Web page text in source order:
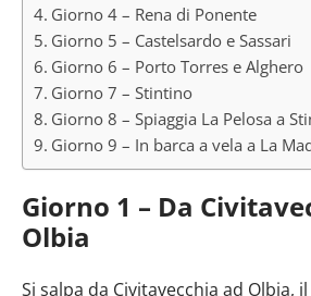
Giorno 4 – Rena di Ponente
Giorno 5 – Castelsardo e Sassari
Giorno 6 – Porto Torres e Alghero
Giorno 7 – Stintino
Giorno 8 – Spiaggia La Pelosa a
Giorno 9 – In barca a vela a La
Giorno 1 – Da
Olbia
Si salpa da Civitavecchia ad Olbia,